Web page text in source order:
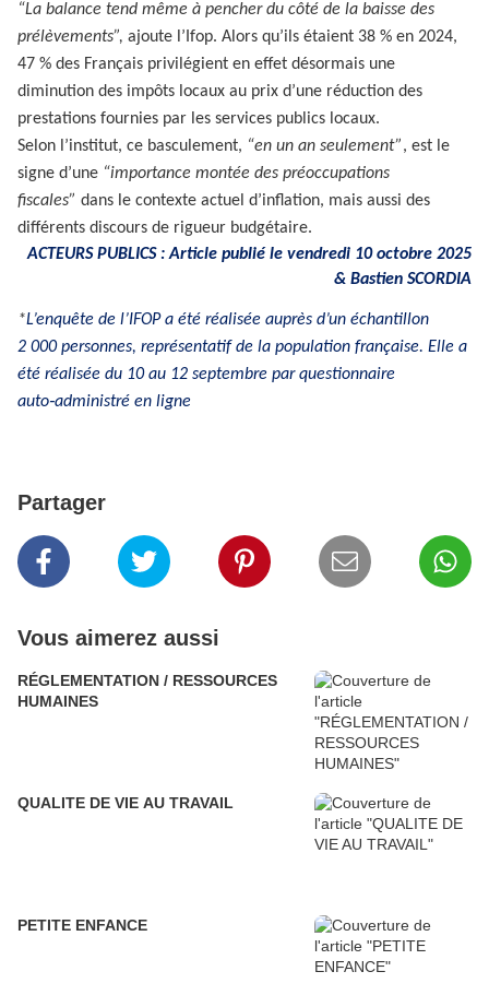
“La balance tend même à pencher du côté de la baisse des
prélèvements”, ajoute l’Ifop. Alors qu’ils étaient 38 % en 2024,
47 % des Français privilégient en effet désormais une
diminution des impôts locaux au prix d’une réduction des
prestations fournies par les services publics locaux.
Selon l’institut, ce basculement, “en un an seulement”, est le
signe d’une “importance montée des préoccupations
fiscales” dans le contexte actuel d’inflation, mais aussi des
différents discours de rigueur budgétaire.
ACTEURS PUBLICS : Article publié le vendredi 10 octobre 2025
& Bastien SCORDIA
*L’enquête de l’IFOP a été réalisée auprès d’un échantillon
2 000 personnes, représentatif de la population française. Elle a
été réalisée du 10 au 12 septembre par questionnaire
auto‑administré en ligne
Partager
Vous aimerez aussi
RÉGLEMENTATION / RESSOURCES
HUMAINES
QUALITE DE VIE AU TRAVAIL
PETITE ENFANCE